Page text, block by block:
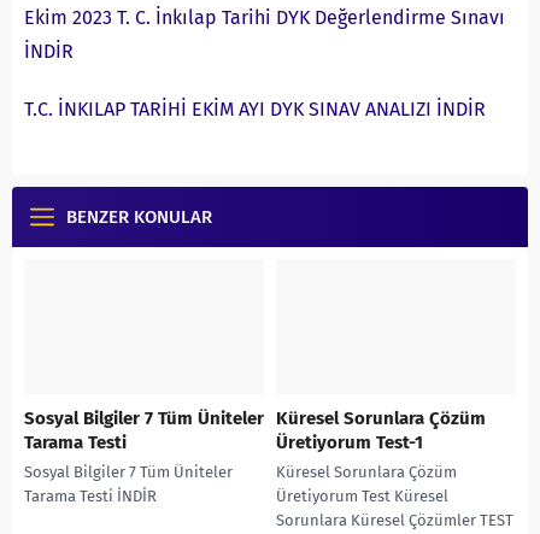
Ekim 2023 T. C. İnkılap Tarihi DYK Değerlendirme Sınavı
İNDİR
T.C. İNKILAP TARİHİ EKİM AYI DYK SINAV ANALIZI İNDİR
BENZER KONULAR
Sosyal Bilgiler 7 Tüm Üniteler
Tarama Testi
Sosyal Bilgiler 7 Tüm Üniteler
Tarama Testi İNDİR
Küresel Sorunlara Çözüm
Üretiyorum Test-1
Küresel Sorunlara Çözüm
Üretiyorum Test Küresel
Sorunlara Küresel Çözümler TEST